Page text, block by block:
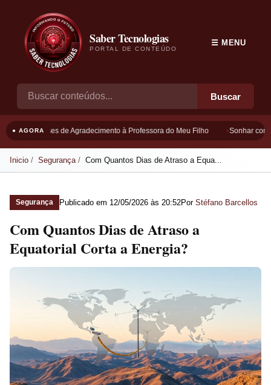
Saber Tecnologias
PORTAL DE CONTEÚDO
Buscar
☰ MENU
● AGORAFrases de Agradecimento à Professora do Meu Filho Sonhar com
Inicio Segurança Com Quantos Dias de Atraso a Equa...
Segurança Publicado em 12/05/2026 às 20:52Por Stéfano Barcellos
Com Quantos Dias de Atraso a
Equatorial Corta a Energia?